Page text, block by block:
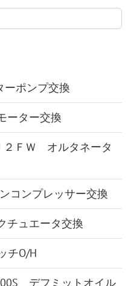
ポンプ交換
ーター交換
ＦＷ オルタネータ
ンプレッサー交換
ュエータ交換
チO/H
デフミットオイル